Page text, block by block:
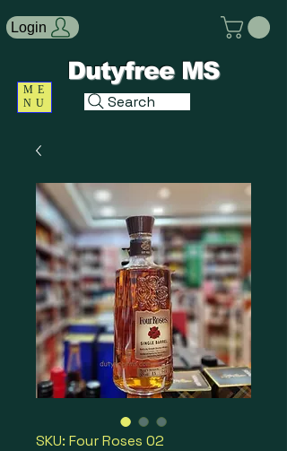
ME
NU
Search
Login
Dutyfree MS
SKU: Four Roses 02